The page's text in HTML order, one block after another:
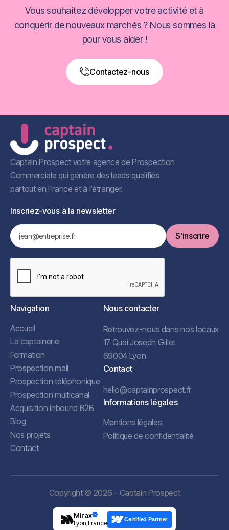
Vous souhaitez développer votre activité et à
conquérir de nouveaux marchés ? Nous sommes là
pour vous aider !
Contactez-nous
Book a Free Call
Captain Prospect votre agence de Prospection
Commerciale qui génère des leads qualifiés
partout en France et à l’étranger.
Inscriez-vous à la newsletter
Navigation
Accueil
La captainerie
Formation
Prospection mail
Prospection téléphonique
Prospection multicanal
Acquisition inbound B2B
Blog
Nos projets
Contact
Nous contacter
Retrouvez-nous dans nos locaux
17 Quai Joseph Gillet
69004 Lyon
Contact
hello@captainprospect.fr
Informations légales
Mentions légales
Politique de confidentialité
Copyright © 2026 - Captain Prospect
Mirax
Lyon,France Certified Partner